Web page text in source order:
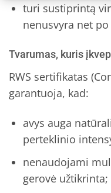
turi sustiprintą
nenusvyra net
Tvarumas, kuris
RWS sertifikatas
garantuoja, kad:
avys auga
perteklinio
nenaudojami
gerovė užtikrinta;